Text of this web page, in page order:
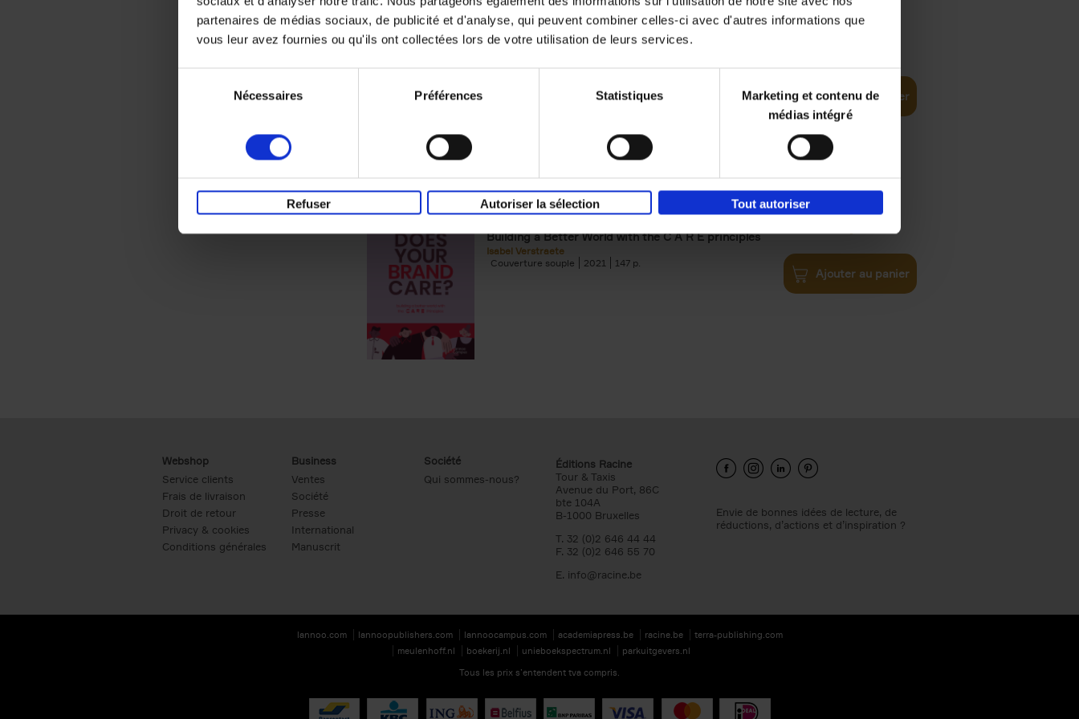
partenaires de médias sociaux, de publicité et d'analyse, qui peuvent combiner celles-ci avec d'autres informations que
vous leur avez fournies ou qu'ils ont collectées lors de votre utilisation de leurs services.
Nécessaires Préférences Statistiques
Marketing et contenu de
médias intégré
Refuser Autoriser la sélection Tout autoriser
Digital marketing like a PRO -
completely revised edition
Ajouter au panier
Does Your Brand Care?
Building a Better World with the C A R E principles
Isabel Verstraete
Couverture souple
2021 147
€34,99
Ajouter au panier
Webshop
Service clients
Frais de livraison
Droit de retour
Privacy & cookies
Conditions générales
Business
Ventes
Société
Presse
International
Manuscrit
Société
Qui sommes-nous?
Éditions Racine
Tour & Taxis
Avenue du Port, 86C
bte 104A
B-1000 Bruxelles
T. 32 (0)2 646 44 44
F. 32 (0)2 646 55 70
E. info@racine.be
Envie de bonnes idées de lecture, de
réductions, d’actions et d’inspiration ?
lannoo.com lannoopublishers.com lannoocampus.com academiapress.be racine.be
terra-publishing.com
meulenhoff.nl
boekerij.nl unieboekspectrum.nl
parkuitgevers.nl
Tous les prix s’entendent tva compris.